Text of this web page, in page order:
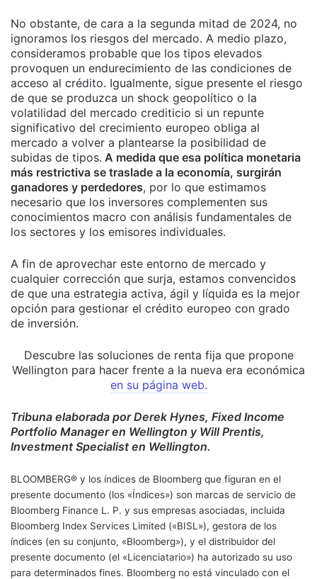
No obstante, de cara a la segunda mitad de 2024, no
ignoramos los riesgos del mercado. A medio plazo,
consideramos probable que los tipos elevados
provoquen un endurecimiento de las condiciones de
acceso al crédito. Igualmente, sigue presente el riesgo
de que se produzca un shock geopolítico o la
volatilidad del mercado crediticio si un repunte
significativo del crecimiento europeo obliga al
mercado a volver a plantearse la posibilidad de
subidas de tipos. A medida que esa política monetaria
más restrictiva se traslade a la economía, surgirán
ganadores y perdedores, por lo que estimamos
necesario que los inversores complementen sus
conocimientos macro con análisis fundamentales de
los sectores y los emisores individuales.
A fin de aprovechar este entorno de mercado y
cualquier corrección que surja, estamos convencidos
de que una estrategia activa, ágil y líquida es la mejor
opción para gestionar el crédito europeo con grado
de inversión.
Descubre las soluciones de renta fija que propone
Wellington para hacer frente a la nueva era económica
en su página web.
Tribuna elaborada por Derek Hynes, Fixed Income
Portfolio Manager en Wellington y Will Prentis,
Investment Specialist en Wellington.
BLOOMBERG® y los índices de Bloomberg que figuran en el
presente documento (los «Índices») son marcas de servicio de
Bloomberg Finance L. P. y sus empresas asociadas, incluida
Bloomberg Index Services Limited («BISL»), gestora de los
índices (en su conjunto, «Bloomberg»), y el distribuidor del
presente documento (el «Licenciatario») ha autorizado su uso
para determinados fines. Bloomberg no está vinculado con el